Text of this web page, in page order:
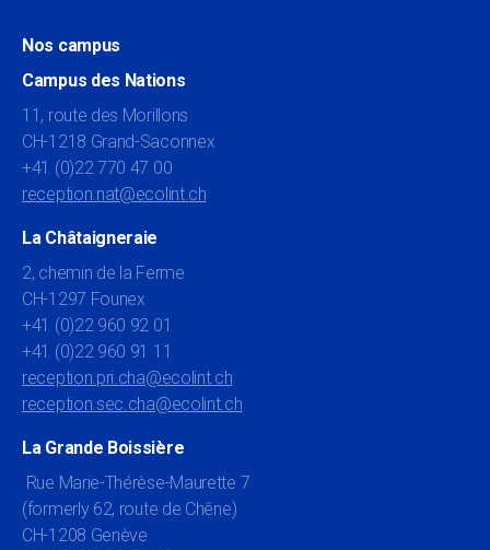
Nos campus
Campus des Nations
11, route des Morillons
CH-1218 Grand-Saconnex
+41 (0)22 770 47 00
reception.nat@ecolint.ch
La Châtaigneraie
2, chemin de la Ferme
CH-1297 Founex
+41 (0)22 960 92 01
+41 (0)22 960 91 11
reception.pri.cha@ecolint.ch
reception.sec.cha@ecolint.ch
La Grande Boissière
Rue Marie-Thérèse-Maurette 7
(formerly 62, route de Chêne)
CH-1208 Genève